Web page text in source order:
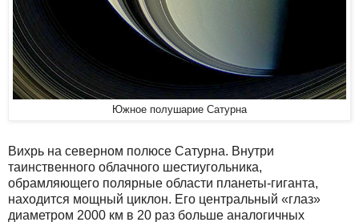
Южное полушарие Сатурна
Вихрь на северном полюсе Сатурна. Внутри
таинственного облачного шестиугольника,
обрамляющего полярные области планеты-гиганта,
находится мощный циклон. Его центральный «глаз»
диаметром 2000 км в 20 раз больше аналогичных